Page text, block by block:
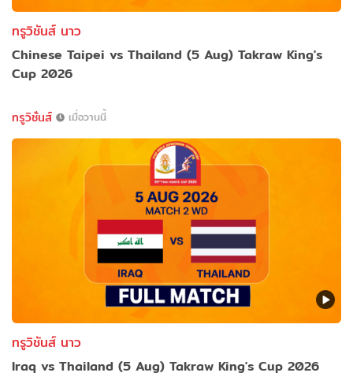
ทรูวิชันส์ นาว
Chinese Taipei vs Thailand (5 Aug) Takraw King's
Cup 2026
ทรูวิชั่นส์ เมื่อวานนี้
ทรูวิชันส์ นาว
Iraq vs Thailand (5 Aug) Takraw King's Cup 2026